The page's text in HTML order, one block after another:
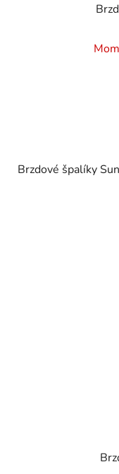
Brzdové špalíky